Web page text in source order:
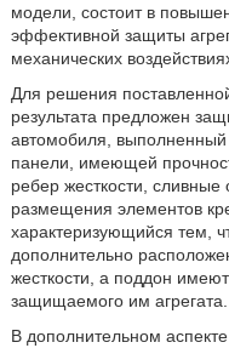
модели, состоит в
эффективной защиты
механических
Для решения
результата предложен
автомобиля, выполненный
панели, имеющей
ребер жесткости, сливные
размещения элементов
характеризующийся тем,
дополнительно
жесткости, а поддон
защищаемого им агрегата.
В дополнительном